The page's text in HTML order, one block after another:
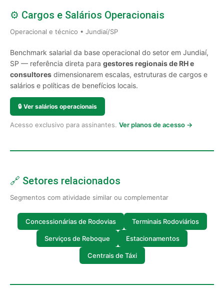
⚙️ Cargos e Salários Operacionais
Operacional e técnico • Jundiaí/SP
Benchmark salarial da base operacional do setor em Jundiaí,
SP — referência direta para gestores regionais de RH e
consultores dimensionarem escalas, estruturas de cargos e
salários e políticas de benefícios locais.
🔒 Ver salários operacionais
Acesso exclusivo para assinantes. Ver planos de acesso →
🔗 Setores relacionados
Segmentos com atividade similar ou complementar
Concessionárias de Rodovias Terminais Rodoviários
Serviços de Reboque Estacionamentos
Centrais de Táxi